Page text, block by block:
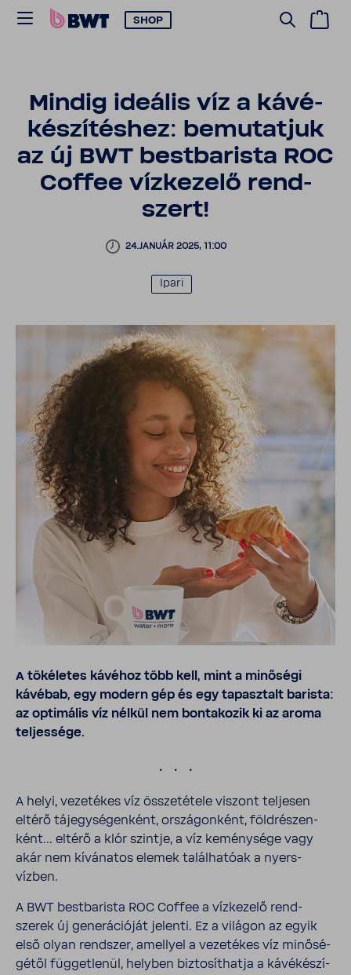
SHOP
Mindig ideális víz a kávé­
ké­szí­téshez: bemu­tatjuk
az új BWT best­ba­rista ROC
Coffee vízke­zelő rend­
szert!
24.JANUÁR 2025, 11:00
Ipari
A töké­letes kávéhoz több kell, mint a minő­ségi
kávébab, egy modern gép és egy tapasz­talt barista:
az opti­mális víz nélkül nem bonta­kozik ki az aroma
teljes­sége.
.
A helyi, veze­tékes víz össze­té­tele viszont teljesen
eltérő tájegy­sé­gen­ként, orszá­gon­ként, föld­ré­szen­
ként… eltérő a klór szintje, a víz kemény­sége vagy
akár nem kívá­natos elemek talál­ha­tóak a nyers­
vízben.
A BWT best­ba­rista ROC Coffee a vízke­zelő rend­
szerek új gene­rá­ci­óját jelenti. Ez a világon az egyik
első olyan rend­szer, amellyel a veze­tékes víz minő­sé­
gétől függet­lenül, helyben bizto­sít­hatja a kávé­ké­szí­